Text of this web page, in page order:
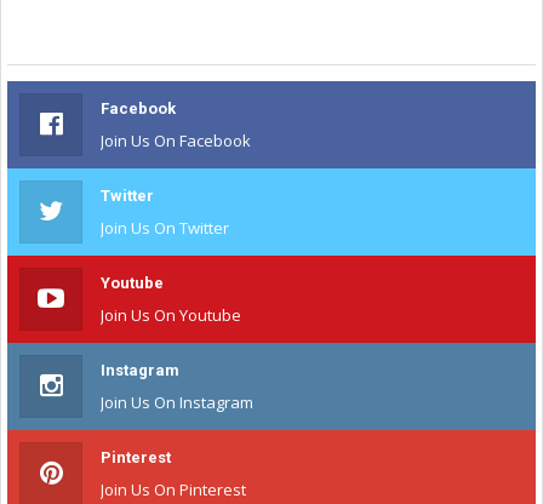
Facebook
Join Us On Facebook
Twitter
Join Us On Twitter
Youtube
Join Us On Youtube
Instagram
Join Us On Instagram
Pinterest
Join Us On Pinterest